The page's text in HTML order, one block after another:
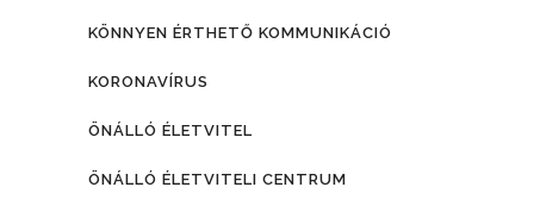
KÖNNYEN ÉRTHETŐ KOMMUNIKÁCIÓ
KORONAVÍRUS
ÖNÁLLÓ ÉLETVITEL
ÖNÁLLÓ ÉLETVITELI CENTRUM